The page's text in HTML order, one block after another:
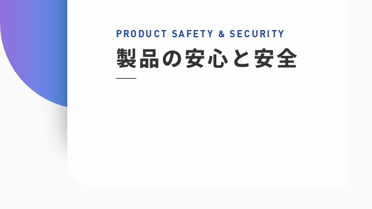
PRODUCT SAFETY & SECURITY
製品の安心と安全